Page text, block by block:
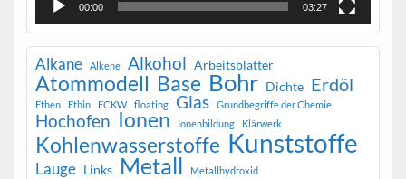
00:00 03:27
Alkane Alkene Alkohol Arbeitsblätter
Atommodell Base Bohr Dichte Erdöl
Ethen Ethin FCKW floating Glas Grundbegriffe der Chemie
Hochofen Ionen Ionenbildung Klärwerk
Kohlenwasserstoffe Kunststoffe
Lauge Links Metall Metallhydroxid